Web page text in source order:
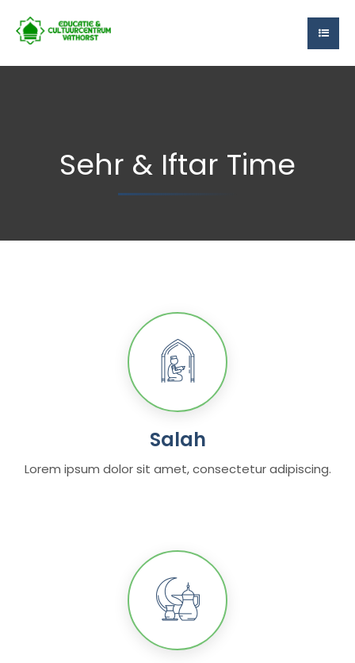
Sehr & Iftar Time
Salah
Lorem ipsum dolor sit amet, consectetur adipiscing.